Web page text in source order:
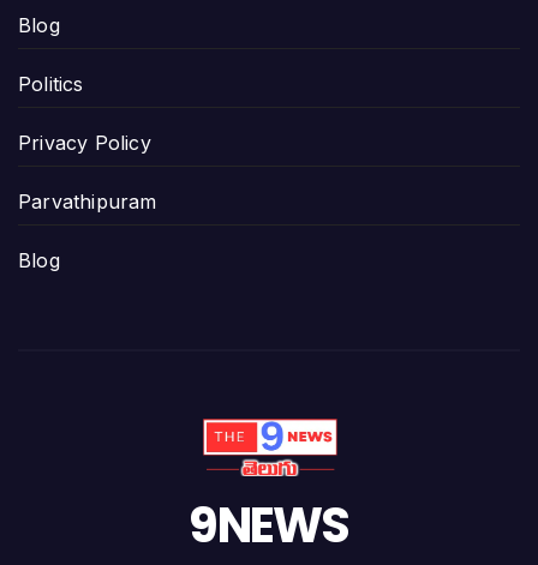
Blog
Politics
Privacy Policy
Parvathipuram
Blog
9NEWS